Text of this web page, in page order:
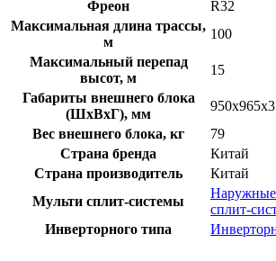
Фреон
R32
Максимальная длина трассы,
м
100
Максимальный перепад
высот, м
15
Габариты внешнего блока
(ШхВхГ), мм
Вес внешнего блока, кг
79
Страна бренда
Китай
Страна производитель
Китай
Мульти сплит-системы
Наружные
сплит-
Инверторного типа